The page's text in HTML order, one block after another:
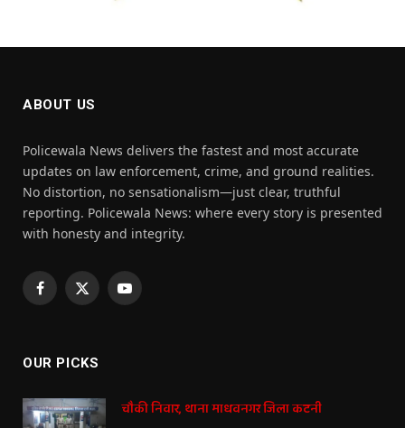
ABOUT US
Policewala News delivers the fastest and most accurate
updates on law enforcement, crime, and ground realities.
No distortion, no sensationalism—just clear, truthful
reporting. Policewala News: where every story is presented
with honesty and integrity.
Facebook
X
YouTube
OUR PICKS
चौकी निवार, थाना माधवनगर जिला कटनी